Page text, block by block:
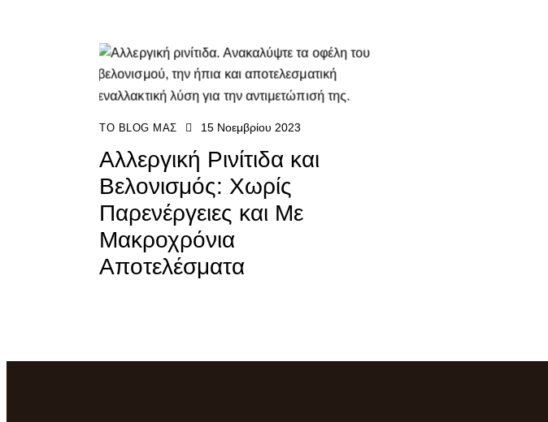
ΤΟ BLOG ΜΑΣ 15 Νοεμβρίου 2023
Αλλεργική Ρινίτιδα και
Βελονισμός: Χωρίς
Παρενέργειες και Με
Μακροχρόνια
Αποτελέσματα